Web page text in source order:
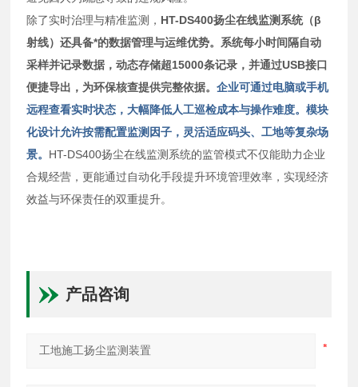
除了实时治理与精准监测， HT-DS400扬尘在线监测系统（β
射线）还具备*的数据管理与运维优势。系统每小时间隔自动
采样并记录数据，动态存储超15000条记录，并通过USB接口
便捷导出，为环保核查提供完整依据。企业可通过电脑或手机
远程查看实时状态，大幅降低人工巡检成本与操作难度。模块
化设计允许按需配置监测因子，灵活适应码头、工地等复杂场
景。 HT-DS400扬尘在线监测系统的监管模式不仅能助力企业
合规经营，更能通过自动化手段提升环境管理效率，实现经济
效益与环保责任的双重提升。
产品咨询